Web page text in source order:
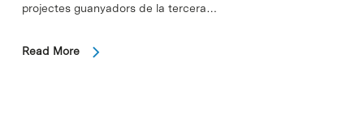
projectes guanyadors de la tercera…
Read More